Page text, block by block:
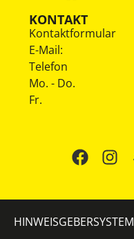
KONTAKT
Kontaktformular
E-Mail:
Telefon
Mo. - Do.
Fr.
HINWEISGEBERSYSTEM